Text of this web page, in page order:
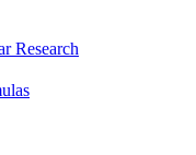
Research